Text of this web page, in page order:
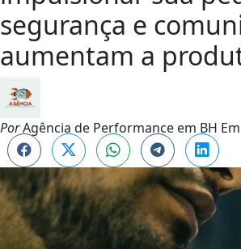
segurança e
aumentam a
PorAgência de Performance em BH Em